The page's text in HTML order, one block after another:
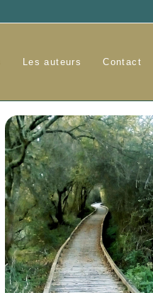
Les auteurs Contact